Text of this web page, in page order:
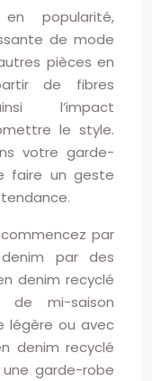
popularité,
de mode
pièces en
de fibres
l’impact
le style.
votre garde-
faire un geste
par
par des
denim recyclé
de mi-saison
légère ou avec
denim recyclé
garde-robe